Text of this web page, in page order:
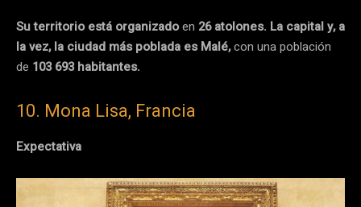
Su territorio está organizadoen 26 atolones. La capital y, a
la vez, la ciudad más poblada es Malé,con una población
de 103 693 habitantes.
10. Mona Lisa, Francia
Expectativa